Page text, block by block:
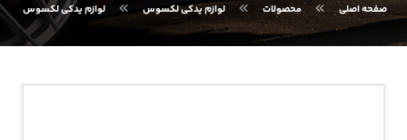
صفحه اصلی محصولات لوازم یدکی لکسوس لوازم یدکی لکسوس GS